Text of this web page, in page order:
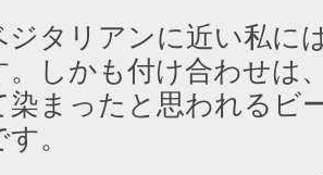
ジタリアンに近い私に
。しかも付け合わせは
染まったと思われるビ
。